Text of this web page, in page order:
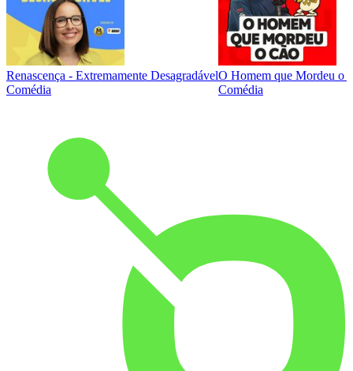
Renascença - Extremamente Desagradável
Comédia
O Homem que Mordeu o
Comédia